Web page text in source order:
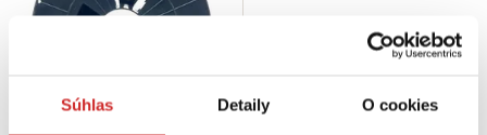
Súhlas Detaily O cookies